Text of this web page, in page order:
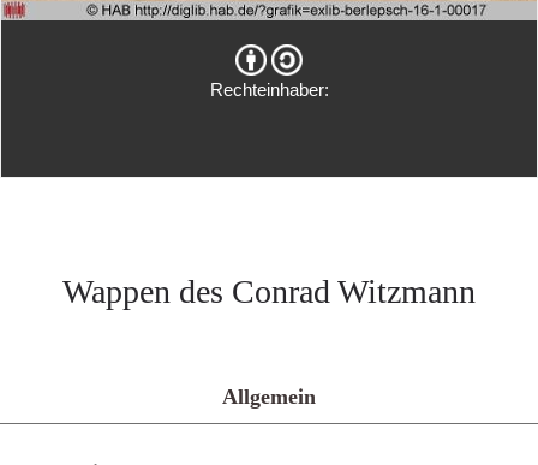
Rechteinhaber:
Wappen des Conrad Witzmann
Allgemein